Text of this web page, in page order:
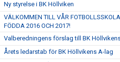
Ny styrelse i BK Höllviken
VÄLKOMMEN TILL VÅR
FÖDDA 2016 OCH 2017!
Valberedningens förslag till BK
Årets ledarstab för BK Höllvikens A-lag